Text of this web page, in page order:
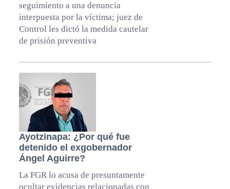
seguimiento a una denuncia
interpuesta por la víctima; juez de
Control les dictó la medida cautelar
de prisión preventiva
Ayotzinapa: ¿Por qué fue
detenido el exgobernador
Ángel Aguirre?
La FGR lo acusa de presuntamente
ocultar evidencias relacionadas con